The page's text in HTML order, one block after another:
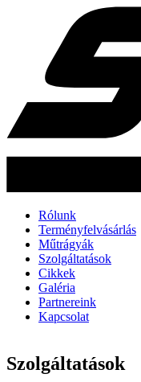
Rólunk
Terményfelvásárlás
Műtrágyák
Szolgáltatások
Cikkek
Galéria
Partnereink
Kapcsolat
Szolgáltatások